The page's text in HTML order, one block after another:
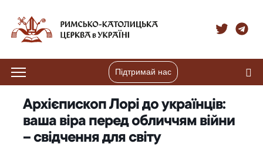
Підтримай нас
Архієпископ Лорі до українців:
ваша віра перед обличчям війни
– свідчення для світу